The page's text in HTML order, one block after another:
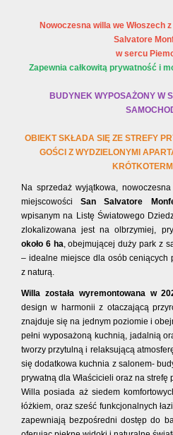
Nowoczesna willa we Włoszech
Salvatore
w sercu
Zapewnia całkowitą prywatność i
BUDYNEK WYPOSAŻONY W
OBIEKT SKŁADA SIĘ ZE STREFY
GOŚCI Z WYDZIELONYMI
Na sprzedaż wyjątkowa,
miejscowościSan Salvatore
wpisanym na Listę Światowego
zlokalizowana jest na olbrzymiej,
około 6 ha, obejmującej duży park z
– idealne miejsce dla osób ceniących
z naturą.
Willa została wyremontowana w
design w harmonii z otaczającą
znajduje się na jednym poziomie i
pełni wyposażoną kuchnią, jadalnią
tworzy przytulną i relaksującą
się dodatkowa kuchnia z salonem-
prywatną dla Właścicieli oraz na strefę
Willa posiada aż siedem
łóżkiem, oraz sześć funkcjonalnych
zapewniają bezpośredni dostęp do